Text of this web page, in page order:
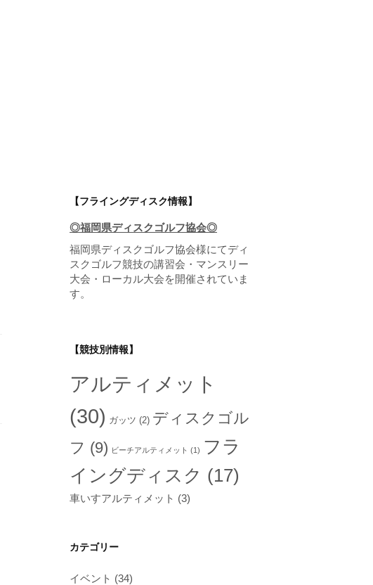
【フライングディスク情報】
◎福岡県ディスクゴルフ協会◎
福岡県ディスクゴルフ協会様にてディ
スクゴルフ競技の講習会・マンスリー
大会・ローカル大会を開催されていま
す。
【競技別情報】
アルティメット
(30) ガッツ (2) ディスクゴル
フ (9) ビーチアルティメット (1) フラ
イングディスク (17)
車いすアルティメット (3)
カテゴリー
イベント (34)